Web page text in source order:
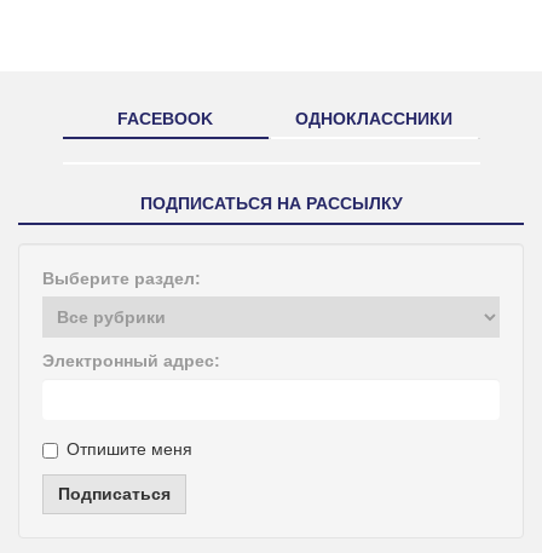
FACEBOOK ОДНОКЛАССНИКИ
ПОДПИСАТЬСЯ НА РАССЫЛКУ
Выберите раздел:
Электронный адрес:
Отпишите меня
Подписаться